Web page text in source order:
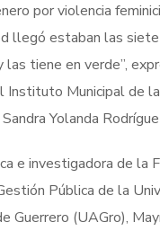
por violencia
llegó estaban las
las tiene en verde”,
Instituto Municipal de
Yolanda
e investigadora de la
Pública de la
Guerrero (UAGro),